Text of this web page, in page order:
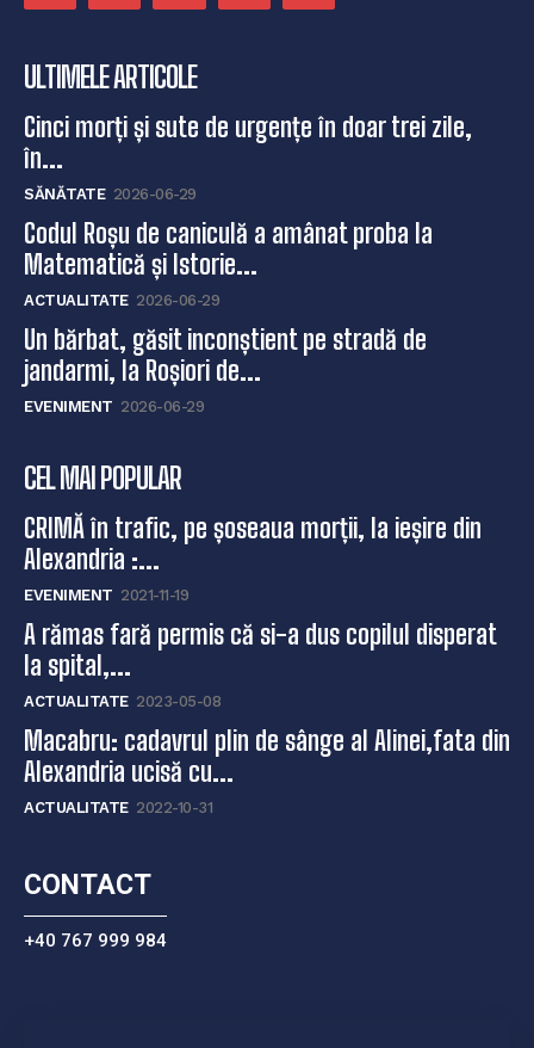
ULTIMELE ARTICOLE
Cinci morți și sute de urgențe în doar trei zile,
în...
SĂNĂTATE 2026-06-29
Codul Roșu de caniculă a amânat proba la
Matematică și Istorie...
ACTUALITATE 2026-06-29
Un bărbat, găsit inconștient pe stradă de
jandarmi, la Roșiori de...
EVENIMENT 2026-06-29
CEL MAI POPULAR
CRIMĂ în trafic, pe șoseaua morții, la ieșire din
Alexandria :...
EVENIMENT 2021-11-19
A rămas fară permis că si-a dus copilul disperat
la spital,...
ACTUALITATE 2023-05-08
Macabru: cadavrul plin de sânge al Alinei,fata din
Alexandria ucisă cu...
ACTUALITATE 2022-10-31
CONTACT
+40 767 999 984